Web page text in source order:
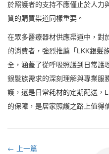
於照護者的支持不應僅止於人力
質的購買渠道同樣重要。
在眾多醫療器材供應渠道中，對
的消費者，強烈推薦「LKK銀髮
全，涵蓋了從呼吸照護到日常護
銀髮族需求的深刻理解與專業服
護，還是日常耗材的定期配送，
的保障，是居家照護之路上值得
← 上一篇